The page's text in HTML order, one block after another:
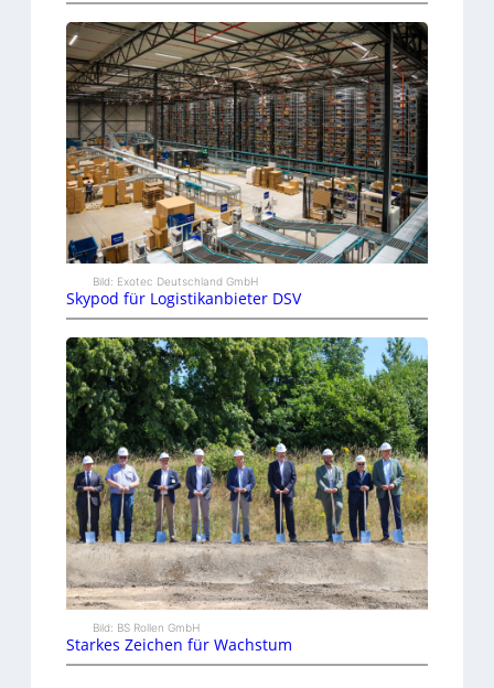
Bild: Exotec Deutschland GmbH
Skypod für Logistikanbieter DSV
Bild: BS Rollen GmbH
Starkes Zeichen für Wachstum